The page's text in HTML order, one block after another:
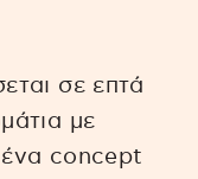
σε επτά
με
ένα concept